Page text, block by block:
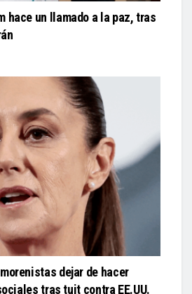
hace un llamado a la paz, tras
dejar de hacer
tras tuit contra EE.UU.